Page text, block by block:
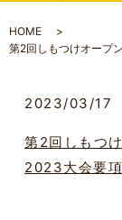
HOME
第2回しもつけオープ
2023/03/17
第2回しもつ
2023大会要項